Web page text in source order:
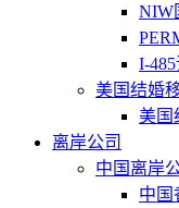
NIW
I-
美国结婚
美国
离岸公司
中国离岸
中国